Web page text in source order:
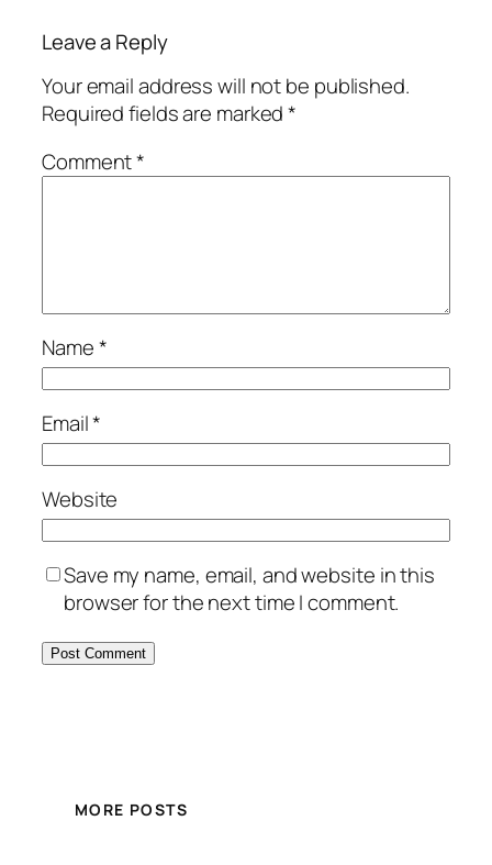
Leave a Reply
Your email address will not be published.
Required fields are marked*
Comment*
Name*
Email*
Website
Save my name, email, and website in this
browser for the next time I comment.
MORE POSTS